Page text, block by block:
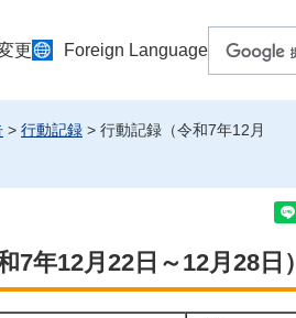
更 Foreign Language
> 行動記録 > 行動記録（令和7年12月
7年12月22日～12月28日）